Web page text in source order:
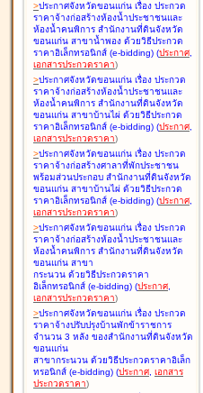
>ประกาศจังหวัดขอนแก่น เรื่อง ประกวด
ราคาจ้างก่อสร้างห้องน้ำประชาชนและ
ห้องน้ำคนพิการ สำนักงานที่ดินจังหวัด
ขอนแก่น สาขาน้ำพอง ด้วยวิธีประกวด
ราคาอิเล็กทรอนิกส์ (e-bidding) (ประกาศ,
เอกสารประกวดราคา)
>ประกาศจังหวัดขอนแก่น เรื่อง ประกวด
ราคาจ้างก่อสร้างห้องน้ำประชาชนและ
ห้องน้ำคนพิการ สำนักงานที่ดินจังหวัด
ขอนแก่น สาขาบ้านไผ่ ด้วยวิธีประกวด
ราคาอิเล็กทรอนิกส์ (e-bidding) (ประกาศ,
เอกสารประกวดราคา)
>ประกาศจังหวัดขอนแก่น เรื่อง ประกวด
ราคาจ้างก่อสร้างศาลาที่พักประชาชน
พร้อมส่วนประกอบ สำนักงานที่ดินจังหวัด
ขอนแก่น สาขาบ้านไผ่ ด้วยวิธีประกวด
ราคาอิเล็กทรอนิกส์ (e-bidding) (ประกาศ,
เอกสารประกวดราคา)
>ประกาศจังหวัดขอนแก่น เรื่อง ประกวด
ราคาจ้างก่อสร้างห้องน้ำประชาชนและ
ห้องน้ำคนพิการ สำนักงานที่ดินจังหวัด
ขอนแก่น สาขา
กระนวน ด้วยวิธีประกวดราคา
อิเล็กทรอนิกส์ (e-bidding) (ประกาศ,
เอกสารประกวดราคา)
>ประกาศจังหวัดขอนแก่น เรื่อง ประกวด
ราคาจ้างปรับปรุงบ้านพักข้าราชการ
จำนวน 3 หลัง ของสำนักงานที่ดินจังหวัด
ขอนแก่น
สาขากระนวน ด้วยวิธีประกวดราคาอิเล็ก
ทรอนิกส์ (e-bidding) (ประกาศ, เอกสาร
ประกวดราคา)